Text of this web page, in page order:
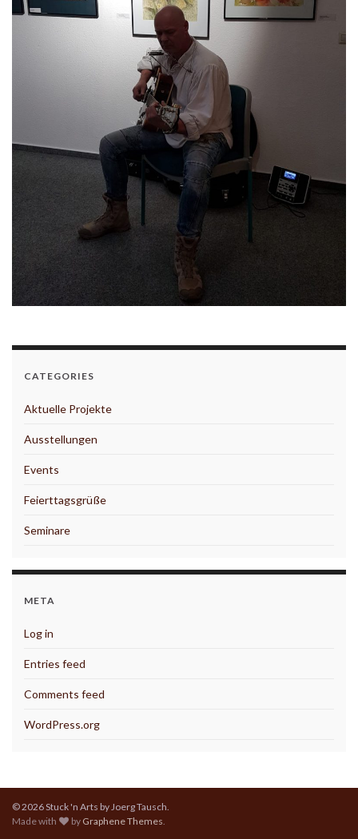
CATEGORIES
Aktuelle Projekte
Ausstellungen
Events
Feierttagsgrüße
Seminare
META
Log in
Entries feed
Comments feed
WordPress.org
© 2026 Stuck 'n Arts by Joerg Tausch.
Made with
by Graphene Themes